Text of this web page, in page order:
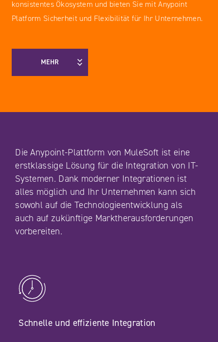
konsistentes Ökosystem und bieten Sie mit Anypoint
Platform Sicherheit und Flexibilität für Ihr Unternehmen.
MEHR
Die Anypoint-Plattform von MuleSoft ist eine
erstklassige Lösung für die Integration von IT-
Systemen. Dank moderner Integrationen ist
alles möglich und Ihr Unternehmen kann sich
sowohl auf die Technologieentwicklung als
auch auf zukünftige Marktherausforderungen
vorbereiten.
Schnelle und effiziente Integration